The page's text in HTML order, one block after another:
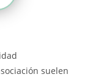
suelen